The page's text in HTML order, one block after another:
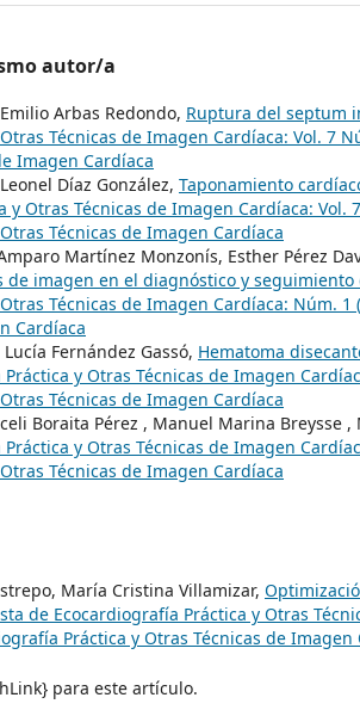
autor/a
Arbas Redondo, Ruptura del septum
Técnicas de Imagen Cardíaca: Vol. 7
Imagen Cardíaca
Díaz González, Taponamiento
Otras Técnicas de Imagen Cardíaca: Vol.
Técnicas de Imagen Cardíaca
Martínez Monzonís, Esther Pérez
de imagen en el diagnóstico y
Técnicas de Imagen Cardíaca: Núm.
Cardíaca
Fernández Gassó, Hematoma
y Otras Técnicas de Imagen
Técnicas de Imagen Cardíaca
Boraita Pérez , Manuel Marina Breysse
y Otras Técnicas de Imagen
Técnicas de Imagen Cardíaca
María Cristina Villamizar,
de Ecocardiografía Práctica y Otras
Práctica y Otras Técnicas de Imagen
para este artículo.